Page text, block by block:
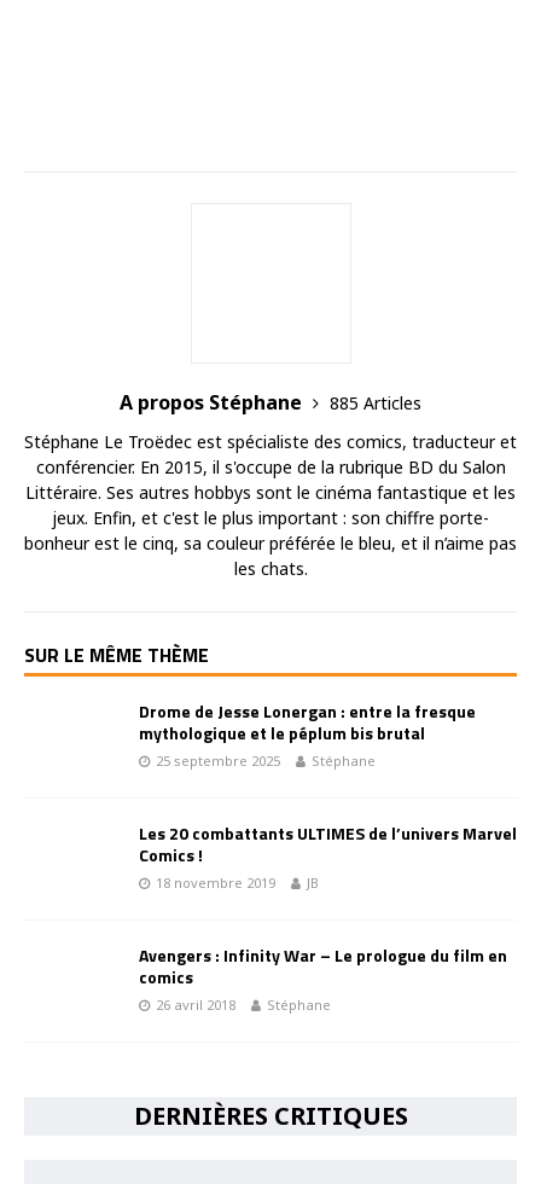
A propos Stéphane
885 Articles
Stéphane Le Troëdec est spécialiste des comics, traducteur et
conférencier. En 2015, il s'occupe de la rubrique BD du Salon
Littéraire. Ses autres hobbys sont le cinéma fantastique et les
jeux. Enfin, et c'est le plus important : son chiffre porte-
bonheur est le cinq, sa couleur préférée le bleu, et il n’aime pas
les chats.
SUR LE MÊME THÈME
Drome de Jesse Lonergan : entre la fresque
mythologique et le péplum bis brutal
25 septembre 2025 Stéphane
Les 20 combattants ULTIMES de l’univers Marvel
Comics !
18 novembre 2019 JB
Avengers : Infinity War – Le prologue du film en
comics
26 avril 2018 Stéphane
DERNIÈRES CRITIQUES